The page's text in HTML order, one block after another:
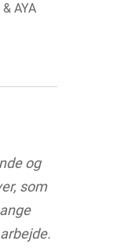
AYA
og
som